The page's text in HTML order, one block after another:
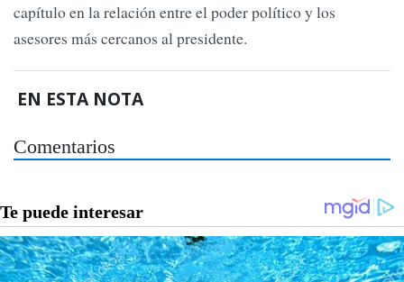
capítulo en la relación entre el poder político y los
asesores más cercanos al presidente.
EN ESTA NOTA
Comentarios